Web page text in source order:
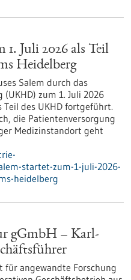
Juli 2026 als Teil
Heidelberg
Salem durch das
zum 1. Juli 2026
des UKHD fortgeführt.
die Patientenversorgung
Medizinstandort geht
startet-zum-1-juli-2026-
heidelberg
gGmbH – Karl-
für angewandte Forschung